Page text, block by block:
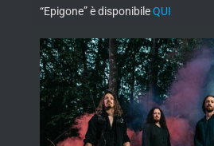
“Epigone” è disponibileQUI